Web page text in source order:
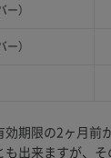
）
）
効期限の2ヶ月前
も出来ますが、